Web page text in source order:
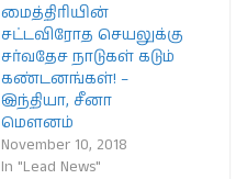
மைத்திரியின்
சட்டவிரோத செயலுக்கு
சர்வதேச நாடுகள் கடும்
கண்டனங்கள்! –
இந்தியா, சீனா
மௌனம்
November 10, 2018
In "Lead News"